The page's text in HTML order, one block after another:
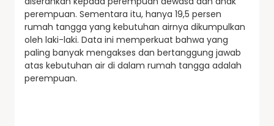
perempuan. Sementara itu, hanya 19,5 persen
rumah tangga yang kebutuhan airnya dikumpulkan
oleh laki-laki. Data ini memperkuat bahwa yang
paling banyak mengakses dan bertanggung jawab
atas kebutuhan air di dalam rumah tangga adalah
perempuan.